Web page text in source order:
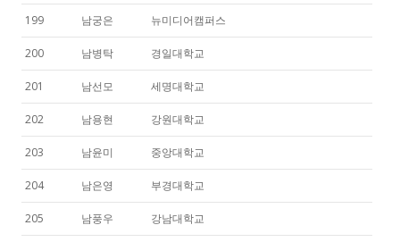
199 남궁은 뉴미디어캠퍼스
200 남병탁 경일대학교
201 남선모 세명대학교
202 남용현 강원대학교
203 남윤미 중앙대학교
204 남은영 부경대학교
205 남풍우 강남대학교